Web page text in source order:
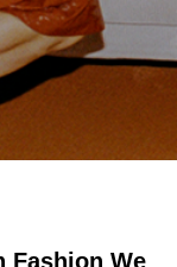
Fashion We